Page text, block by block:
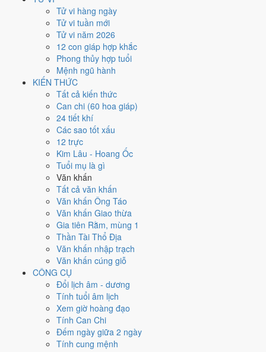
Tử vi hàng ngày
Tử vi tuần mới
Tử vi năm 2026
12 con giáp hợp khắc
Phong thủy hợp tuổi
Mệnh ngũ hành
KIẾN THỨC
Tất cả kiến thức
Can chi (60 hoa giáp)
24 tiết khí
Các sao tốt xấu
12 trực
Kim Lâu - Hoang Ốc
Tuổi mụ là gì
Văn khấn
Tất cả văn khấn
Văn khấn Ông Táo
Văn khấn Giao thừa
Gia tiên Rằm, mùng 1
Thần Tài Thổ Địa
Văn khấn nhập trạch
Văn khấn cúng giỗ
CÔNG CỤ
Đổi lịch âm - dương
Tính tuổi âm lịch
Xem giờ hoàng đạo
Tính Can Chi
Đếm ngày giữa 2 ngày
Tính cung mệnh
Ngày Bính Dần có TrựcPhá(ngày phá hoại - đại hung, kỵ trăm sự) và
Thiên Hình hắc đạo. Điểm trung bình 7 việc chính chỉ
Ngày Đại Hung , tránh hẳn cưới hỏi, khai trương, động thổ.
Ngọ, Tuất, Hợihợp ngày; tuổi
Ngày 20/8/2026 chỉ đạt
để thay thế, xem mục xử lý bên dưới.
Ngày 20/8/2026 tốt hay xấu cho
việc gì?
Ngày 20/8/2026 đạt2.3/10trung bình cho 7 việc chính: cao nhất là
Giải trừ - tẩy uế (5/10) , thấp nhất là
Phá (ngày phá hoại - đại hung, kỵ trăm sự) và gặp Sao Thiên Hình
hắc đạo nên điểm từng việc chênh nhau như bảng dưới.
Cưới hỏi - đính hôn
Xấu
Cưới hỏi - đính hôn hôm nay ở
, nhưng Trực Phá, Ngày Hắc Đạo và Ngày Đại Hung kéo
giảm điểm.
Cách tính ngày tốt
Khai trương - mở cửa hàng
Xấu
Khai trương - mở cửa hàng hôm nay ở
Phá, Ngày Hắc Đạo và Ngày Đại Hung
Cách tính ngày tốt